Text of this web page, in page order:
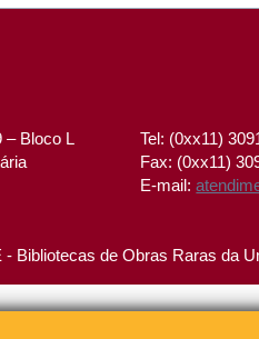
– Bloco L
Tel: (0xx11)
Fax: (0xx11)
E-mail:
Bibliotecas de Obras Raras da